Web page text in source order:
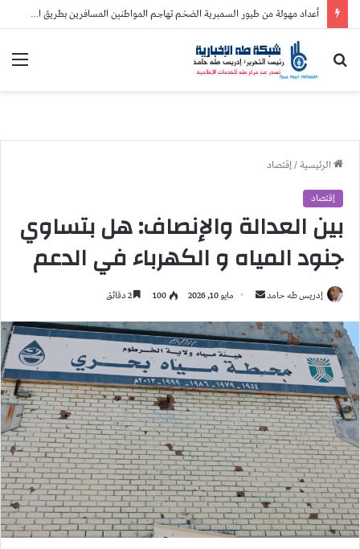
أعداد مهولة من طيور السمبرية الضخم تهاجم المواطنين المسافرين بطريق المقطع القربة وتشل حركة المارة
عن
الرئيسية/إقتصاد
إقتصاد
بين العدالة والإنصاف: هل بتساوي
جنود المياه و الكهرباء في الدعم
إدريس طه حامد
س
ل
ب
ر
ي
د
ا
إ
ل
ك
ت
مايو 10, 2026 100